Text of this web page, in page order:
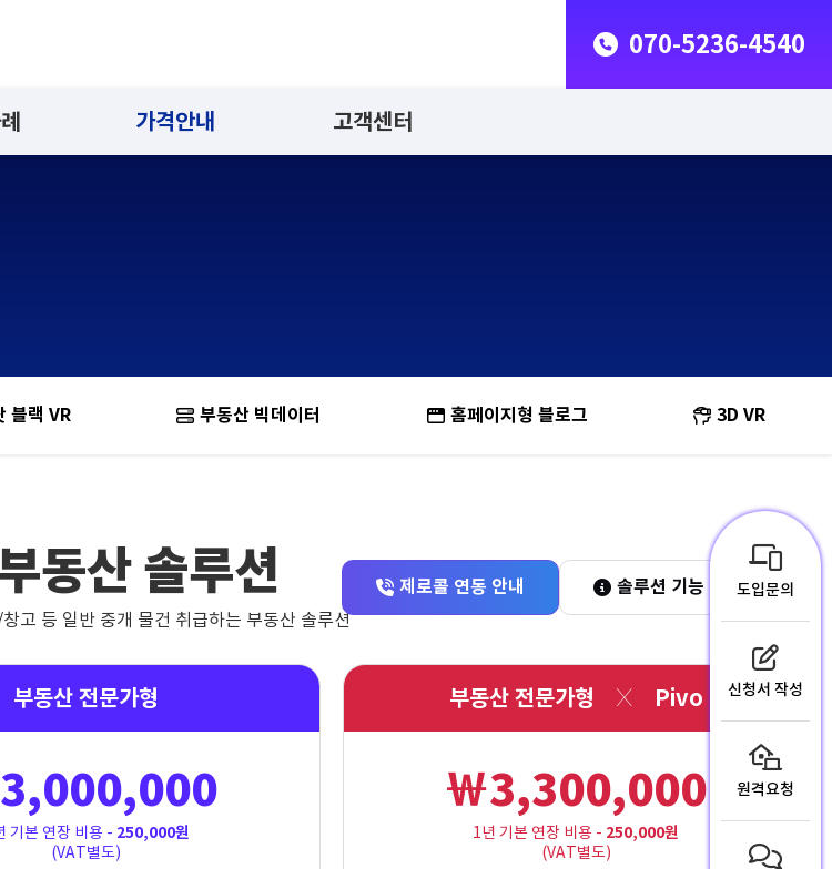
가격안내 고객센터
070-5236-4540
도입문의
신청서 작성
원격요청
블랙 VR 부동산 빅데이터 홈페이지형 블로그 3D VR
동산 솔루션
고 등 일반 중개 물건 취급하는 부동산 솔루션
제로콜 연동 안내 솔루션 기능 비교하기
부동산 전문가형
기본 연장 비용 - 250,000원
(VAT별도)
부동산 전문가형 Pivo
￦3,300,000
1년 기본 연장 비용 - 250,000원
(VAT별도)